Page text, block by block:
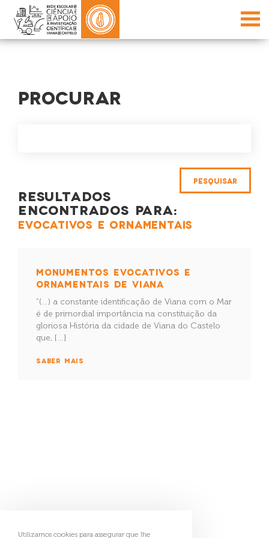
PROCURAR
RESULTADOS
ENCONTRADOS PARA:
EVOCATIVOS E ORNAMENTAIS
MONUMENTOS EVOCATIVOS E
ORNAMENTAIS DE VIANA
“(…) a constante identificação de Viana com o Mar
é de primordial importância na constituição da
gloriosa História da cidade de Viana do Castelo
que, […]
SABER MAIS
de Viana do Castelo
Utilizamos cookies para assegurar que lhe